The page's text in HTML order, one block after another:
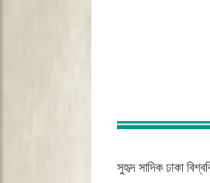
সুহৃদ সাদিক ঢাকা